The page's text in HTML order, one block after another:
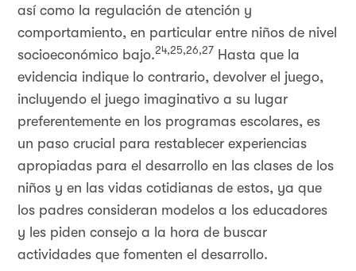
así como la regulación de atención y
comportamiento, en particular entre niños de nivel
socioeconómico bajo.24,25,26,27 Hasta que la
evidencia indique lo contrario, devolver el juego,
incluyendo el juego imaginativo a su lugar
preferentemente en los programas escolares, es
un paso crucial para restablecer experiencias
apropiadas para el desarrollo en las clases de los
niños y en las vidas cotidianas de estos, ya que
los padres consideran modelos a los educadores
y les piden consejo a la hora de buscar
actividades que fomenten el desarrollo.